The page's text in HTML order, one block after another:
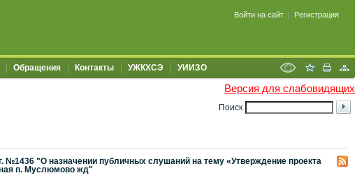
Войти на сайт | Регистрация
Обращения Контакты УЖКХСЭ УИИЗО
Версия для слабовидящих
Поиск
№1436 "О назначении публичных слушаний на тему «Утверждение проекта
п. Муслюмово жд"